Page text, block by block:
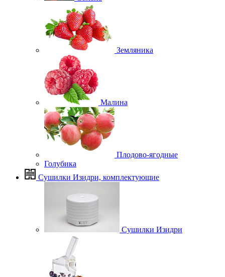
Земляника
Малина
Плодово-ягодные
Голубика
Сушилки Изидри, комплектующие
Сушилки Изидри